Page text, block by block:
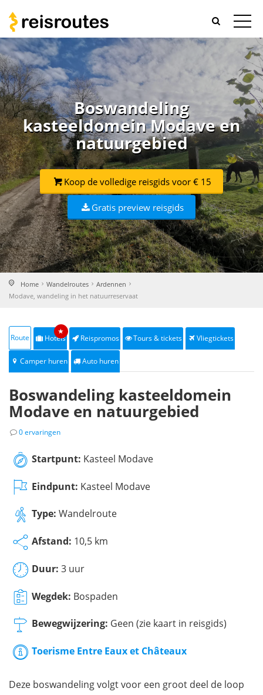
Boswandeling
kasteeldomein Modave en
natuurgebied
Koop de volledige reisgids voor € 15
Gratis preview reisgids
Home Wandelroutes
Ardennen
Modave, wandeling in het natuurreservaat
Route Hotels
★
Reispromos Tours & tickets Vliegtickets
Camper huren Auto huren
Boswandeling kasteeldomein
Modave en natuurgebied
0 ervaringen
Startpunt: Kasteel Modave
Eindpunt: Kasteel Modave
Type: Wandelroute
Afstand: 10,5 km
Duur: 3 uur
Wegdek: Bospaden
Bewegwijzering: Geen (zie kaart in reisgids)
Toerisme Entre Eaux et Châteaux
Deze boswandeling volgt voor een groot deel de loop